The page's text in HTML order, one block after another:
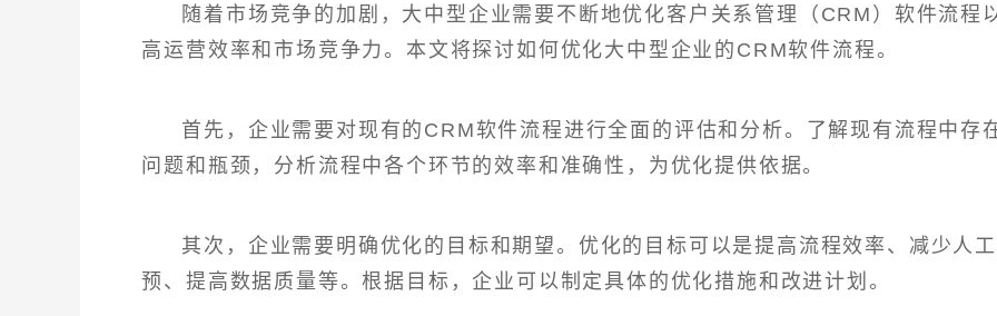
随着市场竞争的加剧，大中型企业需要不断地优化客户关系管理（CRM）软件流程
高运营效率和市场竞争力。本文将探讨如何优化大中型企业的CRM软件流程。
首先，企业需要对现有的CRM软件流程进行全面的评估和分析。了解现有流程中存
问题和瓶颈，分析流程中各个环节的效率和准确性，为优化提供依据。
其次，企业需要明确优化的目标和期望。优化的目标可以是提高流程效率、减少人
预、提高数据质量等。根据目标，企业可以制定具体的优化措施和改进计划。